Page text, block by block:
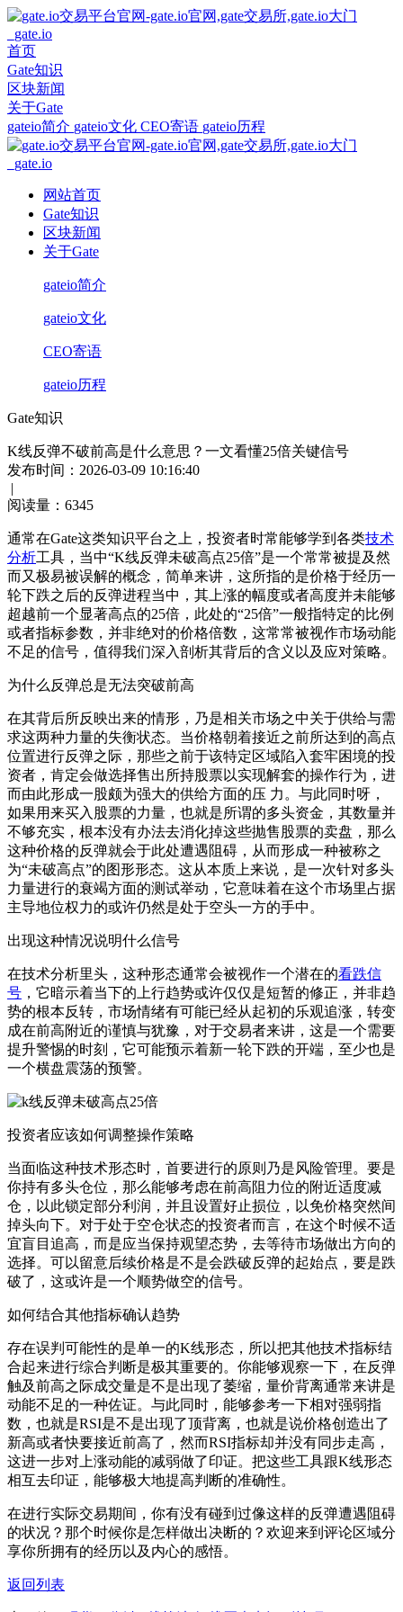
首页
Gate知识
区块新闻
关于Gate
gateio简介 gateio文化 CEO寄语 gateio历程
网站首页
Gate知识
区块新闻
关于Gate
gateio简介
gateio文化
CEO寄语
gateio历程
Gate知识
K线反弹不破前高是什么意思？一文看懂25倍关键信号
发布时间：2026-03-09 10:16:40
|
阅读量： 6345
通常在Gate这类知识平台之上，投资者时常能够学到各类技术
分析工具，当中“K线反弹未破高点25倍”是一个常常被提及然
而又极易被误解的概念，简单来讲，这所指的是价格于经历一
轮下跌之后的反弹进程当中，其上涨的幅度或者高度并未能够
超越前一个显著高点的25倍，此处的“25倍”一般指特定的比例
或者指标参数，并非绝对的价格倍数，这常常被视作市场动能
不足的信号，值得我们深入剖析其背后的含义以及应对策略。
为什么反弹总是无法突破前高
在其背后所反映出来的情形，乃是相关市场之中关于供给与需
求这两种力量的失衡状态。当价格朝着接近之前所达到的高点
位置进行反弹之际，那些之前于该特定区域陷入套牢困境的投
资者，肯定会做选择售出所持股票以实现解套的操作行为，进
而由此形成一股颇为强大的供给方面的压 力。与此同时呀，
如果用来买入股票的力量，也就是所谓的多头资金，其数量并
不够充实，根本没有办法去消化掉这些抛售股票的卖盘，那么
这种价格的反弹就会于此处遭遇阻碍，从而形成一种被称之
为“未破高点”的图形形态。这从本质上来说，是一次针对多头
力量进行的衰竭方面的测试举动，它意味着在这个市场里占据
主导地位权力的或许仍然是处于空头一方的手中。
出现这种情况说明什么信号
在技术分析里头，这种形态通常会被视作一个潜在的看跌信
号 ，它暗示着当下的上行趋势或许仅仅是短暂的修正，并非趋
势的根本反转，市场情绪有可能已经从起初的乐观追涨，转变
成在前高附近的谨慎与犹豫，对于交易者来讲，这是一个需要
提升警惕的时刻，它可能预示着新一轮下跌的开端，至少也是
一个横盘震荡的预警。
投资者应该如何调整操作策略
当面临这种技术形态时，首要进行的原则乃是风险管理。要是
你持有多头仓位，那么能够考虑在前高阻力位的附近适度减
仓，以此锁定部分利润，并且设置好止损位，以免价格突然间
掉头向下。对于处于空仓状态的投资者而言，在这个时候不适
宜盲目追高，而是应当保持观望态势，去等待市场做出方向的
选择。可以留意后续价格是不是会跌破反弹的起始点，要是跌
破了，这或许是一个顺势做空的信号。
如何结合其他指标确认趋势
存在误判可能性的是单一的K线形态，所以把其他技术指标结
合起来进行综合判断是极其重要的。你能够观察一下，在反弹
触及前高之际成交量是不是出现了萎缩，量价背离通常来讲是
动能不足的一种佐证。与此同时，能够参考一下相对强弱指
数，也就是RSI是不是出现了顶背离，也就是说价格创造出了
新高或者快要接近前高了，然而RSI指标却并没有同步走高，
这进一步对上涨动能的减弱做了印证。把这些工具跟K线形态
相互去印证，能够极大地提高判断的准确性。
在进行实际交易期间，你有没有碰到过像这样的反弹遭遇阻碍
的状况？那个时候你是怎样做出决断的？欢迎来到评论区域分
享你所拥有的经历以及内心的感悟。
返回列表